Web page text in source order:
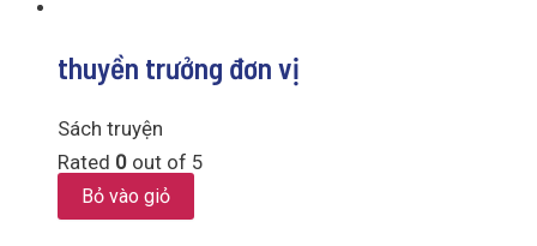
thuyền trưởng đơn vị
Sách truyện
Rated 0 out of 5
Bỏ vào giỏ